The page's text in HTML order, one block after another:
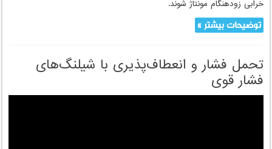
توضیحات بیشتر »
زمان استفاده از فلو لاینر در شیلنگ‌های فلزی و
اتصالات انبساط